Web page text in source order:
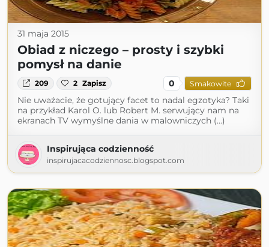
31 maja 2015
Obiad z niczego – prosty i szybki
pomysł na danie
209 2 Zapisz 0 Smakowite
Nie uważacie, że gotujący facet to nadal egzotyka? Taki
na przykład Karol O. lub Robert M. serwujący nam na
ekranach TV wymyślne dania w malowniczych (...)
Inspirująca codzienność
inspirujacacodziennosc.blogspot.com